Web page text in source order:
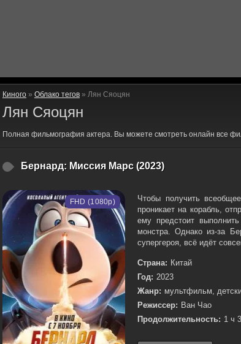
Киного » Облако тегов » Лян Сяоцян
Лян Сяоцян
Полная фильмография актера. Вы можете смотреть онлайн все
Бернард: Миссия Марс (2023)
FHD (1080p)
Чтобы получить
проникает на корабль,
ему предстоит
монстра. Однако из-за
супергероя, всё идёт
Страна: Китай
Год: 2023
Жанр: мультфильм,
Режиссер: Ван Чао
Продолжительность: 1 ч